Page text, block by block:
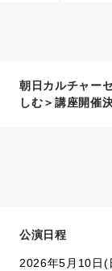
朝日カルチャー
しむ＞講座開催
公演日程
2026年5月10日